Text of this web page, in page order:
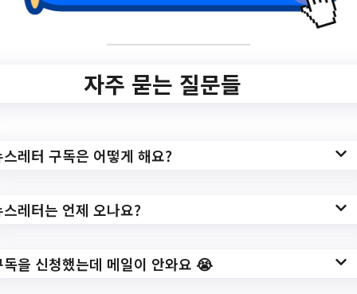
https://www.hometip.so/bridge/[드림신청]
rd/board_view.asp?
eyfield=&keyword=&domain=&seYear=20
작성일: 2023-10-18 ~
자주 묻는 질문들
스레터 구독은 어떻게 해요?
스레터는 언제 오나요?
독을 신청했는데 메일이 안와요 😭